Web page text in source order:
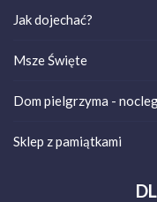
Jak dojechać?
Msze Święte
Dom pielgrzyma -
Sklep z pamiątkami